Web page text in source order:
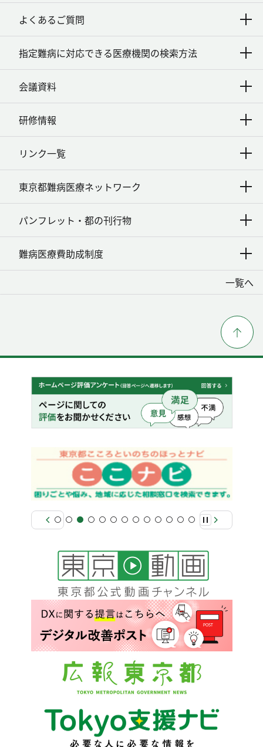
よくあるご質問
指定難病に対応できる医療機関の検索方法
会議資料
研修情報
リンク一覧
東京都難病医療ネットワーク
パンフレット・都の刊行物
難病医療費助成制度
一覧へ